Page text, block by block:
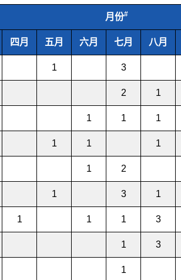
月份#
四月 五月 六月 七月 八月
1 3
2 1
1 1 1
1 1 1
1 2
1 3 1
1 1 1 3
1 3
1